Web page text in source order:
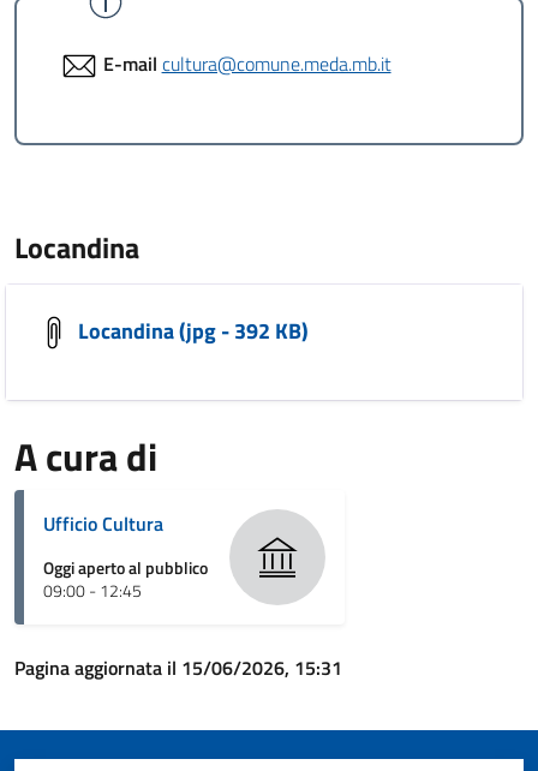
E-mail cultura@comune.meda.mb.it
Locandina
Locandina (jpg - 392 KB)
A cura di
Ufficio Cultura
Oggi aperto al pubblico
09:00 - 12:45
Pagina aggiornata il 15/06/2026, 15:31